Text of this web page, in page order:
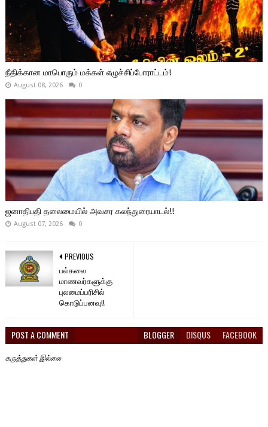
நீதிக்கான மாபொரும் மக்கள் எழுச்சிப்போராட்டம்!
August 08, 2026 0
ஜனாதிபதி தலைமையில் அவசர கலந்துரையாடல்!!
August 07, 2026 0
PREVIOUS
பல்கலை
மாணவர்களுக்கு
புலமைப்பரிசில்
கொடுப்பனவு!!
POST A COMMENT BLOGGER DISQUS FACEBOOK
கருத்துகள் இல்லை